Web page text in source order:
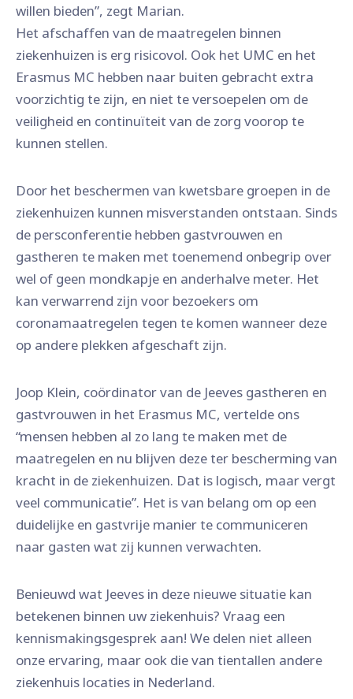
willen bieden”, zegt Marian.
Het afschaffen van de maatregelen binnen
ziekenhuizen is erg risicovol. Ook het UMC en het
Erasmus MC hebben naar buiten gebracht extra
voorzichtig te zijn, en niet te versoepelen om de
veiligheid en continuïteit van de zorg voorop te
kunnen stellen.
Door het beschermen van kwetsbare groepen in de
ziekenhuizen kunnen misverstanden ontstaan. Sinds
de persconferentie hebben gastvrouwen en
gastheren te maken met toenemend onbegrip over
wel of geen mondkapje en anderhalve meter. Het
kan verwarrend zijn voor bezoekers om
coronamaatregelen tegen te komen wanneer deze
op andere plekken afgeschaft zijn.
Joop Klein, coördinator van de Jeeves gastheren en
gastvrouwen in het Erasmus MC, vertelde ons
“mensen hebben al zo lang te maken met de
maatregelen en nu blijven deze ter bescherming van
kracht in de ziekenhuizen. Dat is logisch, maar vergt
veel communicatie”. Het is van belang om op een
duidelijke en gastvrije manier te communiceren
naar gasten wat zij kunnen verwachten.
Benieuwd wat Jeeves in deze nieuwe situatie kan
betekenen binnen uw ziekenhuis? Vraag een
kennismakingsgesprek aan! We delen niet alleen
onze ervaring, maar ook die van tientallen andere
ziekenhuis locaties in Nederland.